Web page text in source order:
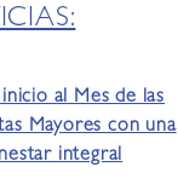
al Mes de las
Mayores con una
integral